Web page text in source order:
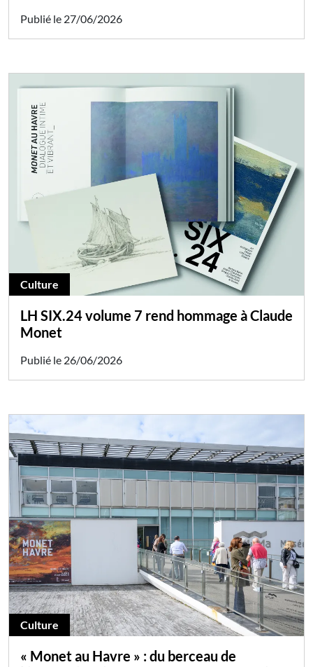
Publié le 27/06/2026
Culture
LH SIX.24 volume 7 rend hommage à Claude
Monet
Publié le 26/06/2026
Culture
« Monet au Havre » : du berceau de